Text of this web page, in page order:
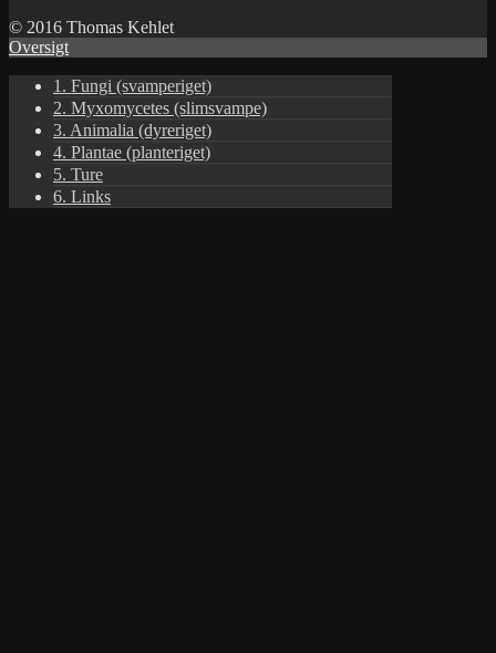
© 2016 Thomas Kehlet
Oversigt
1. Fungi (svamperiget)
2. Myxomycetes (slimsvampe)
3. Animalia (dyreriget)
4. Plantae (planteriget)
5. Ture
6. Links